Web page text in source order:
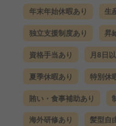
年末年始休暇あり 生
独立支援制度あり 昇
資格手当あり 月8日
夏季休暇あり 特別休
賄い・食事補助あり
海外研修あり 髪型自